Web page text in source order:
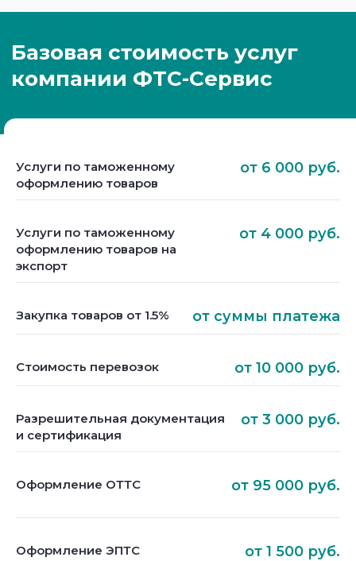
Услуги по таможенному
оформлению товаров
от 6 000 руб.
Услуги по таможенному
оформлению товаров на
экспорт
от 4 000 руб.
Закупка товаров от 1.5% от суммы платежа
Стоимость перевозок от 10 000 руб.
Разрешительная документация
и сертификация
от 3 000 руб.
Оформление ОТТС от 95 000 руб.
Оформление ЭПТС от 1 500 руб.